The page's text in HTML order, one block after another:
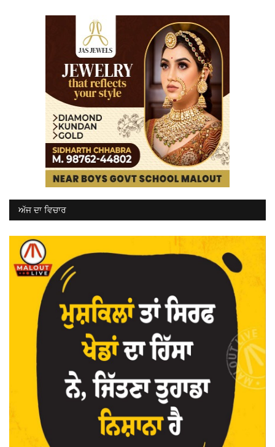
ਅੱਜ ਦਾ ਵਿਚਾਰ